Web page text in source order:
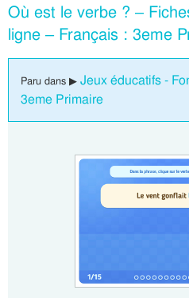
Où est le verbe ? –
ligne – Français : 3eme
Paru dans ▶ Jeux éducatifs -
3eme Primaire